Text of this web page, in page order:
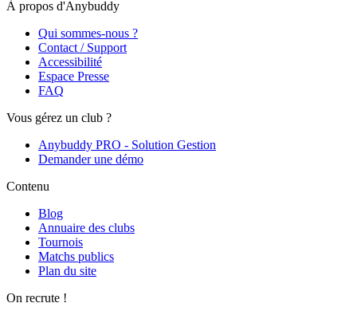
À propos d'Anybuddy
Qui sommes-nous ?
Contact / Support
Accessibilité
Espace Presse
FAQ
Vous gérez un club ?
Anybuddy PRO - Solution Gestion
Demander une démo
Contenu
Blog
Annuaire des clubs
Tournois
Matchs publics
Plan du site
On recrute !